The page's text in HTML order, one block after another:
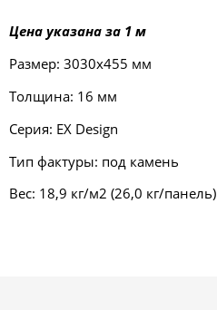
Цена указана за 1 м
Размер: 3030х455 мм
Толщина: 16 мм
Серия: EX Design
Тип фактуры: под камень
Вес: 18,9 кг/м2 (26,0 кг/панель)